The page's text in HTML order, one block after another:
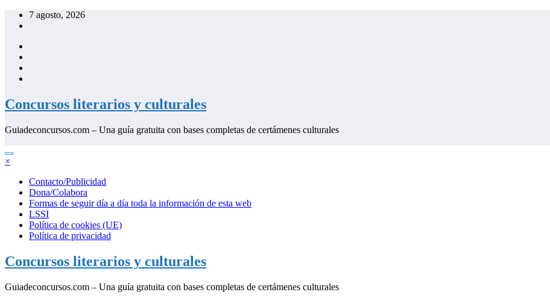
Saltar
7 agosto, 2026
Concursos literarios y culturales
Guiadeconcursos.com – Una guía gratuita con bases completas de certámenes culturales
×
Contacto/Publicidad
Dona/Colabora
Formas de seguir día a día toda la información de esta web
LSSI
Política de cookies (UE)
Política de privacidad
Concursos literarios y culturales
Guiadeconcursos.com – Una guía gratuita con bases completas de certámenes culturales